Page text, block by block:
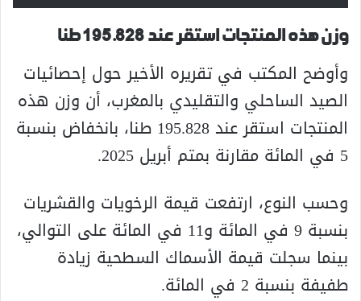
وزن هذه المنتجات استقر عند 195.828 طنا
وأوضح المكتب في تقريره الأخير حول إحصائيات
الصيد الساحلي والتقليدي بالمغرب، أن وزن هذه
المنتجات استقر عند 195.828 طنا، بانخفاض بنسبة
5 في المائة مقارنة بمتم أبريل 2025.
وحسب النوع، ارتفعت قيمة الرخويات والقشريات
بنسبة 9 في المائة و11 في المائة على التوالي،
بينما سجلت قيمة الأسماك السطحية زيادة
طفيفة بنسبة 2 في المائة.